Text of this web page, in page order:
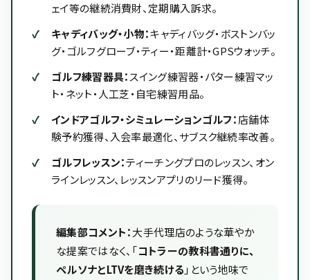
ェイ等の継続消費財、定期購入訴求。
キャディバッグ・小物：キャディバッグ・ボストンバッ
グ・ゴルフグローブ・ティー・距離計・GPSウォッチ。
ゴルフ練習器具：スイング練習器・パター練習マッ
ト・ネット・人工芝・自宅練習用品。
インドアゴルフ・シミュレーションゴルフ：店舗体
験予約獲得、入会率最適化、サブスク継続率改善。
ゴルフレッスン：ティーチングプロのレッスン、オン
ラインレッスン、レッスンアプリのリード獲得。
編集部コメント：大手代理店のような華やか
な提案ではなく、「コトラーの教科書通りに、
ペルソナとLTVを磨き続ける 」という地味で